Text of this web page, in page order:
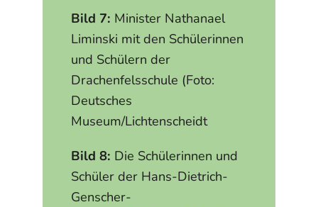
Bild 7: Minister Nathanael
Liminski mit den Schülerinnen
und Schülern der
Drachenfelsschule (Foto:
Deutsches
Museum/Lichtenscheidt
Bild 8: Die Schülerinnen und
Schüler der Hans-Dietrich-
Genscher-